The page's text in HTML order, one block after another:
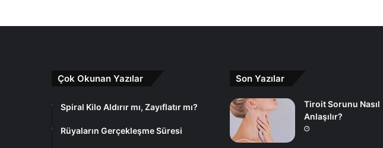
Çok Okunan Yazılar
Spiral Kilo Aldırır mı, Zayıflatır mı?
Rüyaların Gerçekleşme Süresi
Son Yazılar
Tiroit Sorunu Nasıl
Anlaşılır?